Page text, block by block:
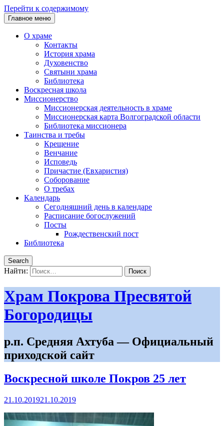
Перейти к содержимому
Главное меню
О храме
Контакты
История храма
Духовенство
Святыни храма
Библиотека
Воскресная школа
Миссионерство
Миссионерская деятельность в храме
Миссионерская карта Волгоградской области
Библиотека миссионера
Таинства и требы
Крещение
Венчание
Исповедь
Причастие (Евхаристия)
Соборование
О требах
Календарь
Сегодняшний день в календаре
Расписание богослужений
Посты
Рождественский пост
Библиотека
Search
Найти:
Храм Покрова Пресвятой
Богородицы
р.п. Средняя Ахтуба — Официальный
приходской сайт
Воскресной школе Покров 25 лет
21.10.201921.10.2019